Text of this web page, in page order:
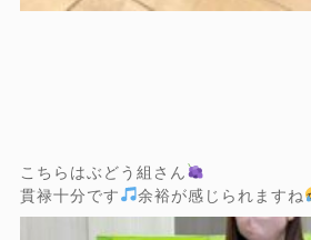
こちらはぶどう組さん
貫禄十分です
余裕が感じられますね